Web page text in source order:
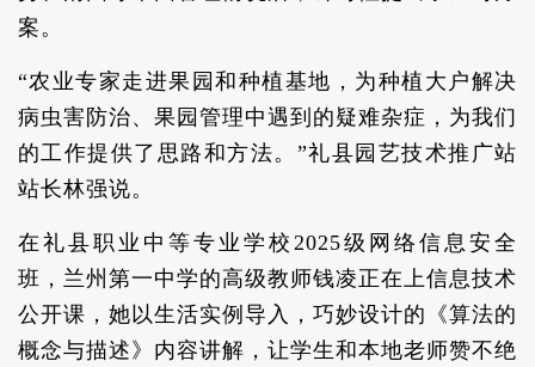
案。
“农业专家走进果园和种植基地，为种植大户解决
病虫害防治、果园管理中遇到的疑难杂症，为我们
的工作提供了思路和方法。”礼县园艺技术推广站
站长林强说。
在礼县职业中等专业学校2025级网络信息安全
班，兰州第一中学的高级教师钱凌正在上信息技术
公开课，她以生活实例导入，巧妙设计的《算法的
概念与描述》内容讲解，让学生和本地老师赞不绝